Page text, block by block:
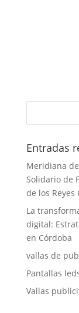
Entradas
Meridiana
Solidario de
de los Reyes
La
digital:
en Córdoba
vallas de
Pantallas
Vallas